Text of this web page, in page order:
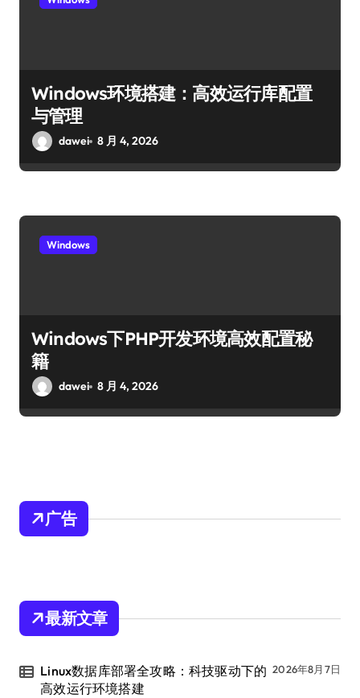
Windows环境搭建：高效运行库配置
与管理
dawei 8 月 4, 2026
Windows
Windows下PHP开发环境高效配置秘
籍
dawei 8 月 4, 2026
广告
最新文章
Linux数据库部署全攻略：科技驱动下的
高效运行环境搭建
2026年8月7日